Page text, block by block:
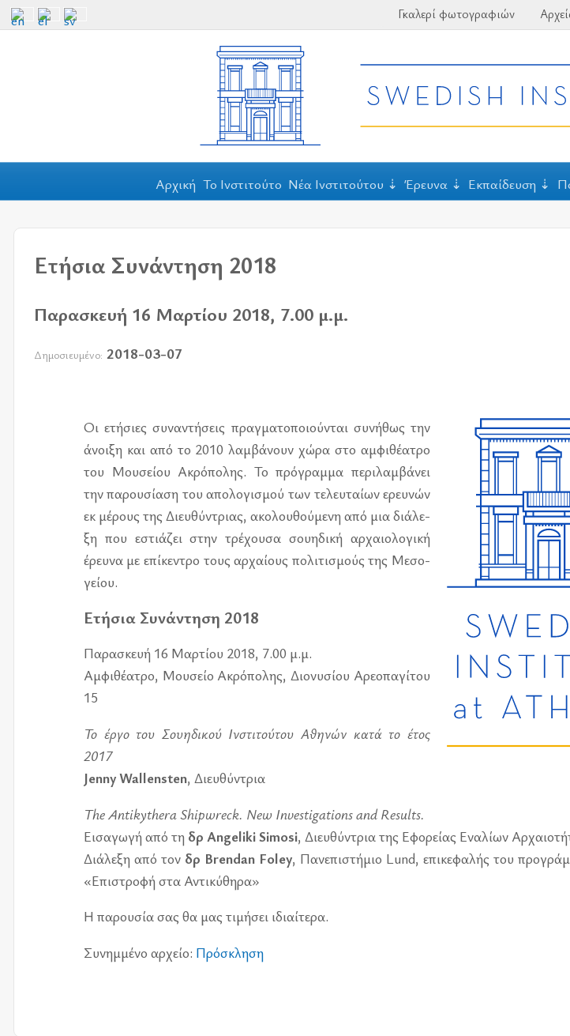
Γκαλερί φωτογραφιών
Αρχική Το Ινστιτούτο Νέα Ινστιτούτου Έρευνα Εκπαίδευση
Ετήσια Συνάντηση 2018
Παρασκευή 16 Μαρτίου 2018, 7.00 μ.μ.
Δημοσιευμένο: 2018-03-07
Οι ετή­σιες συ­να­ντή­σεις πραγ­μα­το­ποιού­νται συ­νή­θως την
άνοι­ξη και από το 2010 λαμ­βά­νουν χώρα στο αμ­φι­θέ­α­τρο
του Μου­σεί­ου Ακρό­πο­λης. Το πρό­γραμ­μα πε­ρι­λαμ­βά­νει
την πα­ρου­σί­α­ση του απο­λο­γι­σμού των τε­λευ­ταί­ων ερευ­νών
εκ μέ­ρους της Διευ­θύ­ντριας, ακο­λου­θού­με­νη από μια διά­λε­
ξη που εστιά­ζει στην τρέ­χου­σα σου­η­δι­κή αρ­χαιο­λο­γι­κή
έρευ­να με επί­κε­ντρο τους αρ­χαί­ους πο­λι­τι­σμούς της Μεσο­
γεί­ου.
Ετή­σια Συνά­ντη­ση 2018
Παρα­σκευή 16 Μαρ­τί­ου 2018, 7.00 μ.μ.
Αμφι­θέ­α­τρο, Μου­σείο Ακρό­πο­λης, Διο­νυ­σί­ου Αρε­ο­πα­γί­του
15
Το έργο του Σου­η­δι­κού Ινστι­τού­του Αθη­νών κατά το έτος
2017
Jenny Wallensten, Διευ­θύ­ντρια
The Antikythera Shipwreck. New Investigations and Results.
Εισα­γω­γή από τη δρ Angeliki Simosi, Διευ­θύ­ντρια της Εφο­ρεί­ας Ενα­λί­ων
Διά­λε­ξη από τον δρ Brendan Foley, Πανε­πι­στή­μιο Lund, επι­κε­φα­λής του
«Επι­στρο­φή στα Αντι­κύ­θη­ρα»
Η πα­ρου­σία σας θα μας τι­μή­σει ιδιαί­τε­ρα.
Συνημ­μέ­νο αρ­χείο: Πρό­σκλη­ση